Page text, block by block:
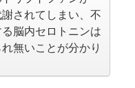
されてしまい、不
脳内セロトニンは
無いことが分かり